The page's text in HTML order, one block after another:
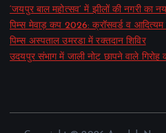
‘जयपुर बाल महोत्सव’ में झीलों की नगरी का
पिम्स मेवाड़ कप 2026: क्रॉसवर्ड व
पिम्स अस्पताल उमरडा में रक्तदान शिविर
उदयपुर संभाग में जाली नोट छापने वाले गिरोह